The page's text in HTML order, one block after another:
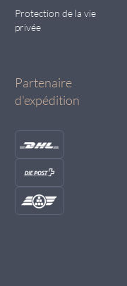
Protection de la vie
privée
Partenaire
d'expédition